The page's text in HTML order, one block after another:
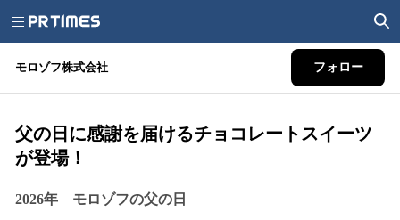
モロゾフ株式会社 フォロー
父の日に感謝を届けるチョコレートスイーツ
が登場！
2026年 モロゾフの父の日